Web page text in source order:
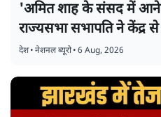
'अमित शाह के संसद में आने
राज्यसभा सभापति ने केंद्र
देश•नेशनल ब्यूरो•6 Aug, 2026